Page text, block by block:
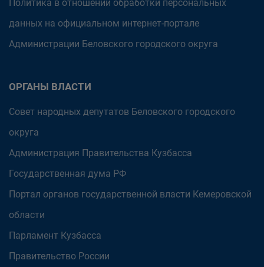
Политика в отношении обработки персональных
данных на официальном интернет-портале
Администрации Беловского городского округа
ОРГАНЫ ВЛАСТИ
Совет народных депутатов Беловского городского
округа
Администрация Правительства Кузбасса
Государственная дума РФ
Портал органов государственной власти Кемеровской
области
Парламент Кузбасса
Правительство России